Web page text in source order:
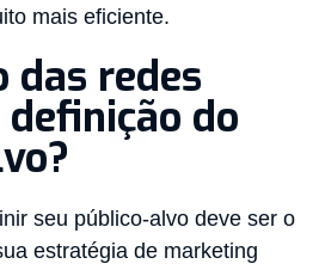
mais eficiente.⠀
das redes
do
seu público-alvo deve ser o
estratégia de marketing